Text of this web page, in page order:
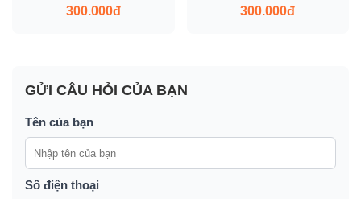
300.000đ 300.000đ
GỬI CÂU HỎI CỦA BẠN
Tên của bạn
Số điện thoại